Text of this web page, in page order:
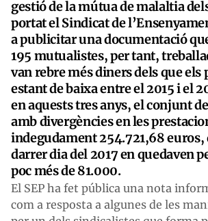
gestió de la mútua de malaltia
portat el Sindicat de
a publicitar una documentació
195 mutualistes, per tant,
van rebre més diners dels que els
estant de baixa entre el 2015 i el
en aquests tres anys, el conjunt
amb divergències en les
indegudament 254.721,68 euros,
darrer dia del 2017 en quedaven
poc més de 81.000.
El SEP ha fet pública una nota
com a resposta a algunes de les